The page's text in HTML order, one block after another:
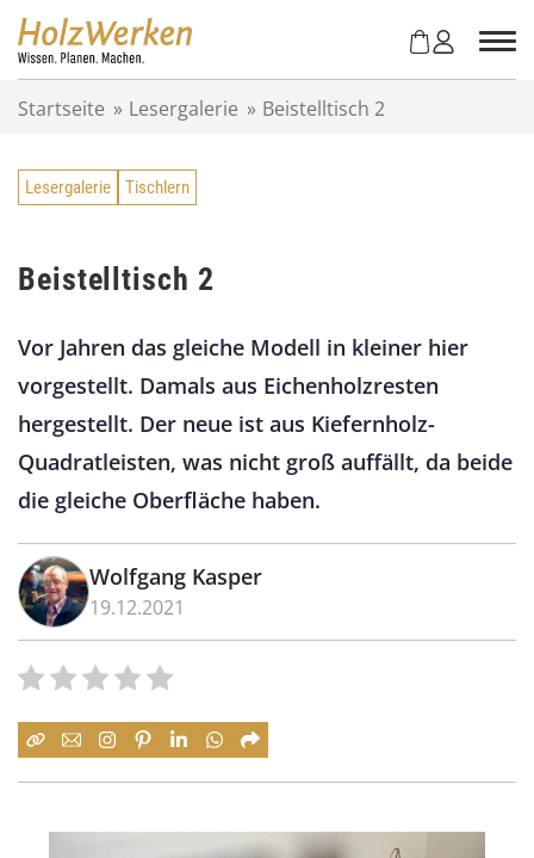
Startseite » Lesergalerie » Beistelltisch 2
Lesergalerie Tischlern
Beistelltisch 2
Vor Jahren das gleiche Modell in kleiner hier
vorgestellt. Damals aus Eichenholzresten
hergestellt. Der neue ist aus Kiefernholz-
Quadratleisten, was nicht groß auffällt, da beide
die gleiche Oberfläche haben.
Wolfgang Kasper
19.12.2021